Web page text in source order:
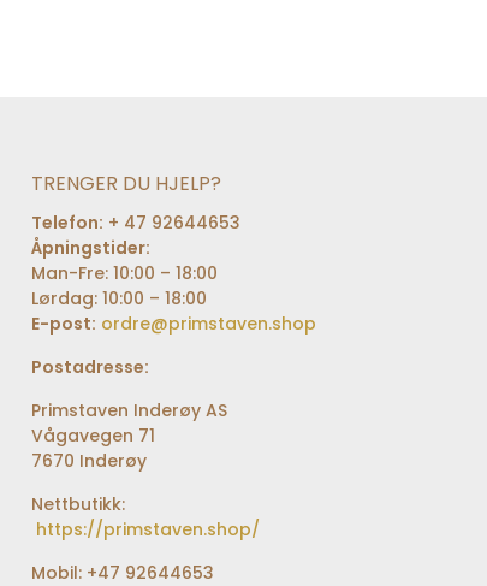
TRENGER DU HJELP?
Telefon: + 47 92644653
Åpningstider:
Man-Fre: 10:00 – 18:00
Lørdag: 10:00 – 18:00
E-post: ordre@primstaven.shop
Postadresse:
Primstaven Inderøy AS
Vågavegen 71
7670 Inderøy
Nettbutikk:
https://primstaven.shop/
Mobil: +47 92644653